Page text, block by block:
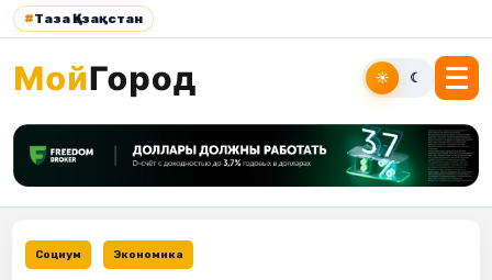
#Таза Қазақстан
☀ ☾
Социум Экономика